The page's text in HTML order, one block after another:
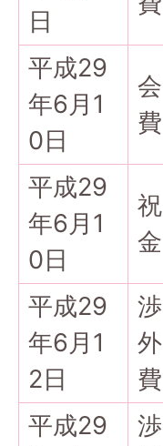
日
平成29
年6月1
0日
会
費
平成29
年6月1
0日
祝
金
平成29
年6月1
2日
渉
外
費
平成29
渉